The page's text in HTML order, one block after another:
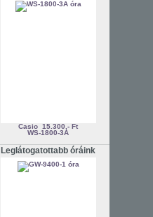
Casio 15.300,- Ft
WS-1800-3A
Leglátogatottabb óráink